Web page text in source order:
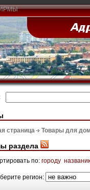
страница Товары для
раздела
по: городу
регион: